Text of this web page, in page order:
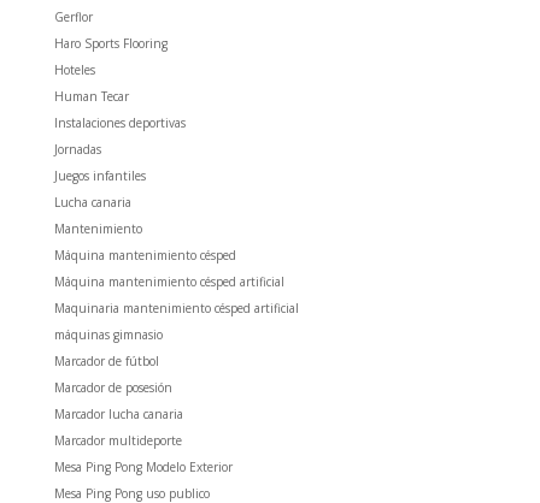
Gerflor
Haro Sports Flooring
Hoteles
Human Tecar
Instalaciones deportivas
Jornadas
Juegos infantiles
Lucha canaria
Mantenimiento
Máquina mantenimiento césped
Máquina mantenimiento césped artificial
Maquinaria mantenimiento césped artificial
máquinas gimnasio
Marcador de fútbol
Marcador de posesión
Marcador lucha canaria
Marcador multideporte
Mesa Ping Pong Modelo Exterior
Mesa Ping Pong uso publico